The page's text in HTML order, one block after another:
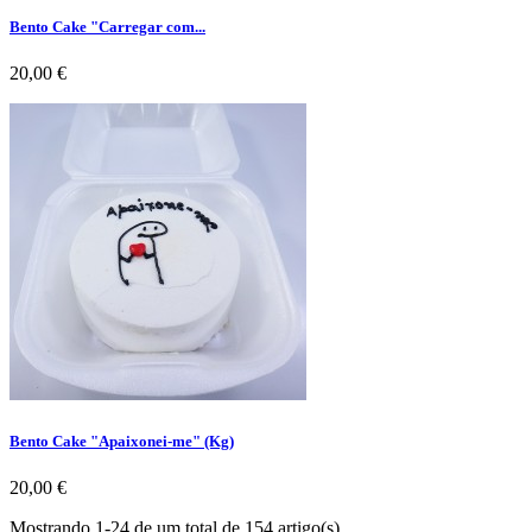
Bento Cake "Carregar com...
Preço
20,00 €
Bento Cake "Apaixonei-me" (Kg)
Preço
20,00 €
Mostrando 1-24 de um total de 154 artigo(s)